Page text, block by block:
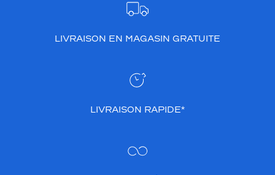
LIVRAISON EN MAGASIN GRATUITE
LIVRAISON RAPIDE*